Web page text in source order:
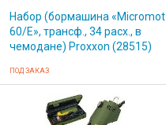
Набор (бормашина «Micromot
60/Е», трансф., 34 расх., в
чемодане) Proxxon (28515)
ПОД ЗАКАЗ